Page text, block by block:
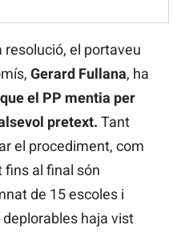
resolució, el portaveu
Gerard Fullana, ha
el PP mentia per
pretext. Tant
el procediment, com
fins al final són
de 15 escoles i
haja vist